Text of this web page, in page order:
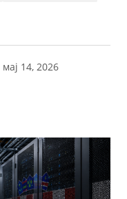
мај 14, 2026